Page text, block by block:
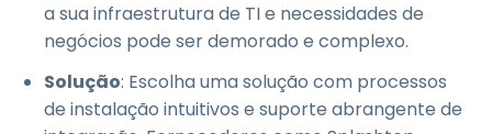
a sua infraestrutura de TI e necessidades de
negócios pode ser demorado e complexo.
Solução: Escolha uma solução com processos
de instalação intuitivos e suporte abrangente de